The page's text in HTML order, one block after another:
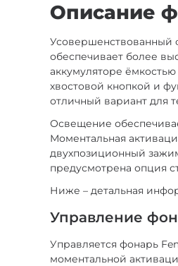
Описание
Усовершенствованный
обеспечивает более
аккумуляторе
хвостовой кнопкой и
отличный вариант для
Освещение
Моментальная
двухпозиционный
предусмотрена опция
Ниже – детальная
Управление
Управляется фонарь
моментальной